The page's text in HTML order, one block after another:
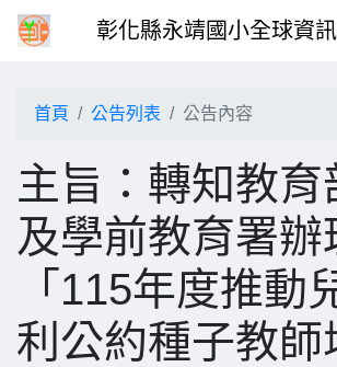
彰化縣永靖國小全球資
首頁 公告列表 公告內容
主旨：轉知教育
及學前教育署辦
「115年度推動
利公約種子教師